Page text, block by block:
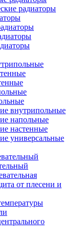
радиаторы
внутрипольные
напольные
настенные
универсальные
от плесени и